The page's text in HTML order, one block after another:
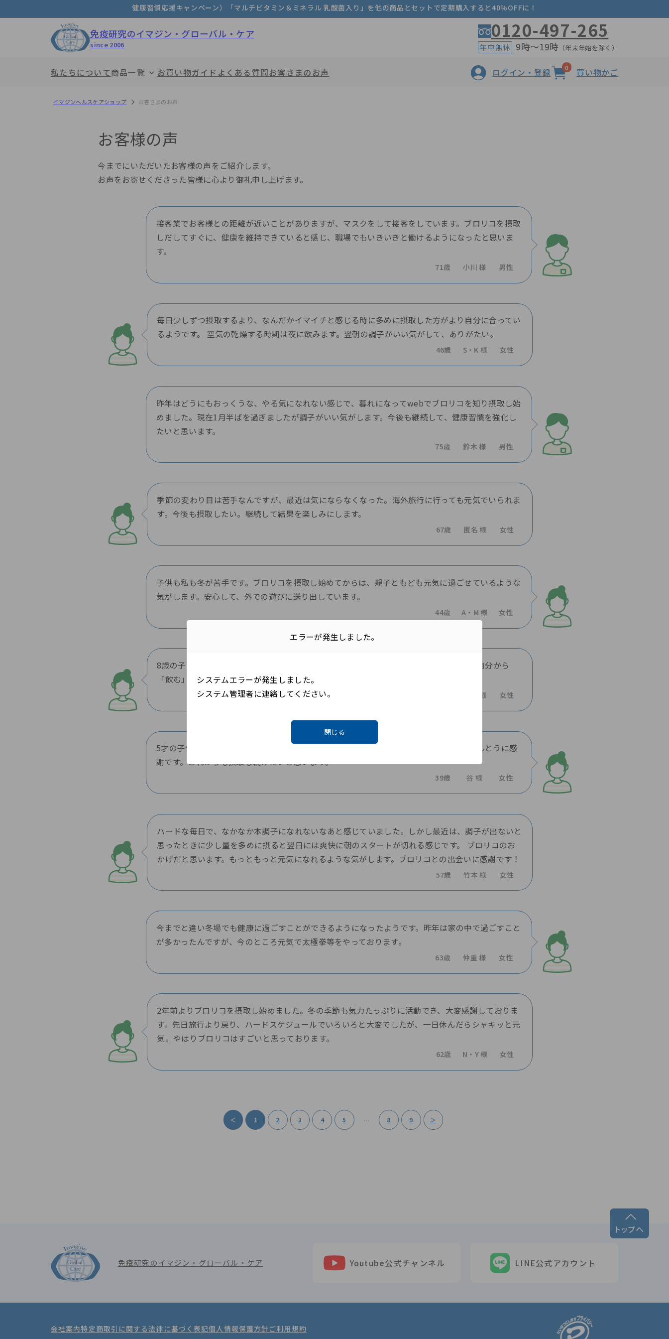
健康習慣応援キャンペーン） 「マルチビタミン＆ミネラル 乳酸菌入り」 を他の商品とセットで定期購入すると40%OFFに！
免疫研究のイマジン・グローバル・ケア
since 2006
0120-497-265
年中無休 9時～19時 （年末年始を除く）
ログイン・登録 買い物かご
0
私たちについて商品一覧
命の野菜スープ
お買い物ガイド よくある質問お客さまのお声
イマジンヘルスケアショップ お客さまのお声
お客様の声
今までにいただいたお客様の声をご紹介します。
お声をお寄せくださった皆様に心より御礼申し上げます。
接客業でお客様との距離が近いことがありますが、マスクをして接客をしています。ブロリコを摂取
しだしてすぐに、健康を維持できていると感じ、職場でもいきいきと働けるようになったと思いま
す。
71歳 小川 様 男性
毎日少しずつ摂取するより、なんだかイマイチと感じる時に多めに摂取した方がより自分に合ってい
るようです。 空気の乾燥する時期は夜に飲みます。翌朝の調子がいい気がして、ありがたい。
46歳 S・K 様 女性
昨年はどうにもおっくうな、やる気になれない感じで、暮れになってwebでブロリコを知り摂取し始
めました。現在1月半ばを過ぎましたが調子がいい気がします。今後も継続して、健康習慣を強化し
たいと思います。
75歳 鈴木 様 男性
季節の変わり目は苦手なんですが、最近は気にならなくなった。海外旅行に行っても元気でいられま
す。今後も摂取したい。継続して結果を楽しみにします。
67歳 匿名 様 女性
子供も私も冬が苦手です。ブロリコを摂取し始めてからは、親子ともども元気に過ごせているような
気がします。安心して、外での遊びに送り出しています。
44歳 A・M 様 女性
8歳の子供にブロリコを摂取させたところ、息子の体にはあっていたようです。最近では自分から
「飲む」と言ってくれます。野菜嫌いなのに驚きました。
匿名 様 女性
5才の子供がいますが、何かと敏感になる時期でも、元気いっぱいに過ごしています。ほんとうに感
謝です。これからも摂取し続けたいと思います。
39歳 谷 様 女性
ハードな毎日で、なかなか本調子になれないなあと感じていました。しかし最近は、調子が出ないと
思ったときに少し量を多めに摂ると翌日には爽快に朝のスタートが切れる感じです。 ブロリコのお
かげだと思います。もっともっと元気になれるような気がします。ブロリコとの出会いに感謝です！
57歳 竹本 様 女性
今までと違い冬場でも健康に過ごすことができるようになったようです。昨年は家の中で過ごすこと
が多かったんですが、今のところ元気で太極拳等をやっております。
63歳 仲重 様 女性
2年前よりブロリコを摂取し始めました。冬の季節も気力たっぷりに活動でき、大変感謝しておりま
す。先日旅行より戻り、ハードスケジュールでいろいろと大変でしたが、一日休んだらシャキッと元
気。やはりブロリコはすごいと思っております。
62歳 N・Y 様 女性
＜ 1 2 3 4 5 … 8 9 ＞
免疫研究のイマジン・グローバル・ケア Youtube公式チャンネル LINE公式アカウント
会社案内特定商取引に関する法律に基づく表記個人情報保護方針 ご利用規約
エラーが発生しました。
システムエラーが発生しました。
システム管理者に連絡してください。
閉じる